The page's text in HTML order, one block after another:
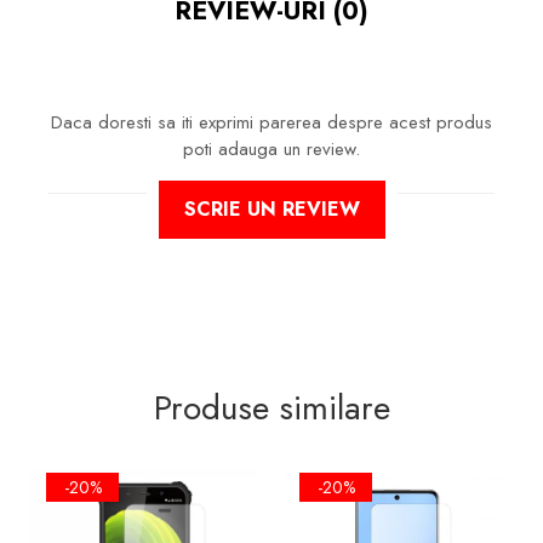
LA ZGARIETURI, ASIGURA SI UN
NU MODIFICAIN NICI UN FEL
FUNCTIONALITATEA NORMALA
CONTINUARE!
FOLIA ESTE DECUPATA
REVIEW-URI (0)
Daca doresti sa iti exprimi parerea despre acest produs
poti adauga un review.
SCRIE UN REVIEW
Produse similare
-20% -20%